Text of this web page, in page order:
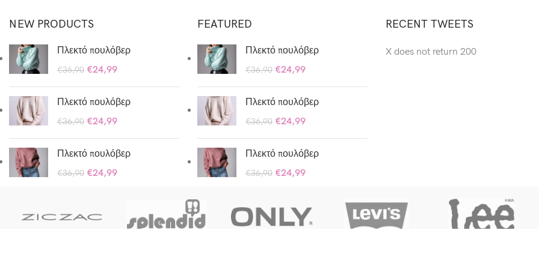
praesent sagit,
vestibulum.
justo lobortis
suspend
NEW PRODUCTS
Πλεκτό πουλόβερ
€36,90 €24,99
Πλεκτό πουλόβερ
€36,90 €24,99
Πλεκτό πουλόβερ
€36,90 €24,99
FEATURED
Πλεκτό πουλόβερ
€36,90 €24,99
Πλεκτό πουλόβερ
€36,90 €24,99
Πλεκτό πουλόβερ
€36,90 €24,99
RECENT TWEETS
X does not return 200